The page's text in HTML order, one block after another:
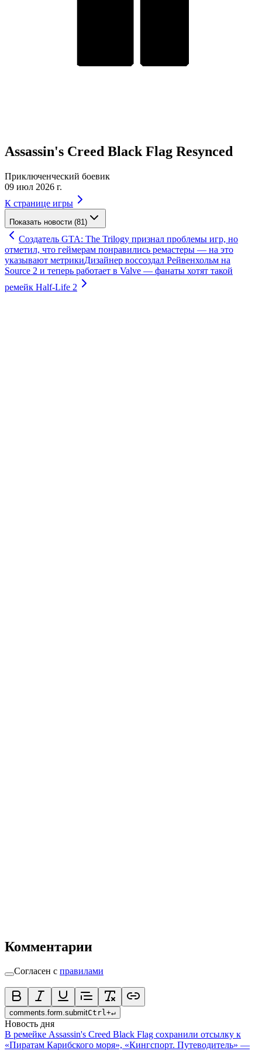
Assassin's Creed Black Flag Resynced
Приключенческий боевик
09 июл 2026 г.
К странице игры
Показать новости (81)
Создатель GTA: The Trilogy признал проблемы игр, но
отметил, что геймерам понравились ремастеры — на это
указывают метрикиДизайнер воссоздал Рейвенхольм на
Source 2 и теперь работает в Valve — фанаты хотят такой
ремейк Half-Life 2
Комментарии
Согласен с правилами
comments.form.submitCtrl+↵
Новость дня
В ремейке Assassin's Creed Black Flag сохранили отсылку к
«Пиратам Карибского моря», «Кингспорт. Путеводитель» —